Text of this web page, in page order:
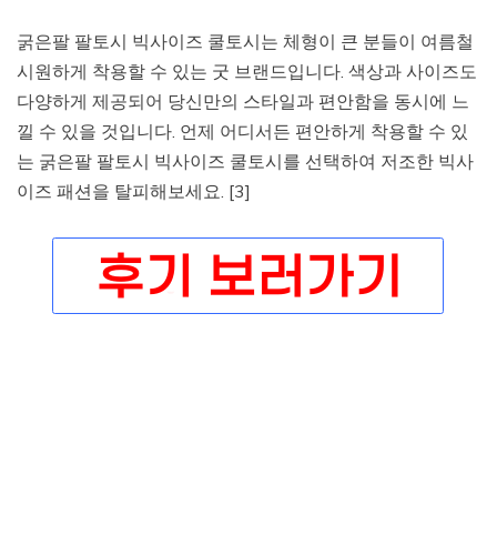
굵은팔 팔토시 빅사이즈 쿨토시는 체형이 큰 분들이 여름철
시원하게 착용할 수 있는 굿 브랜드입니다. 색상과 사이즈도
다양하게 제공되어 당신만의 스타일과 편안함을 동시에 느
낄 수 있을 것입니다. 언제 어디서든 편안하게 착용할 수 있
는 굵은팔 팔토시 빅사이즈 쿨토시를 선택하여 저조한 빅사
이즈 패션을 탈피해보세요. [3]